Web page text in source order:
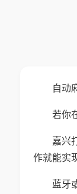
自动
若你
嘉兴
作就能实
蓝牙